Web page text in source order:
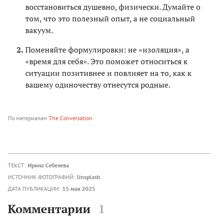
восстановиться душевно, физически. Думайте о
том, что это полезный опыт, а не социальный
вакуум.
Поменяйте формулировки: не «изоляция», а
«время для себя». Это поможет относиться к
ситуации позитивнее и повлияет на то, как к
вашему одиночеству отнесутся родные.
По материалам The Conversation
ТЕКСТ: Ирина Себелева
ИСТОЧНИК ФОТОГРАФИЙ: Unsplash
ДАТА ПУБЛИКАЦИИ: 15 мая 2025
Комментарии 1